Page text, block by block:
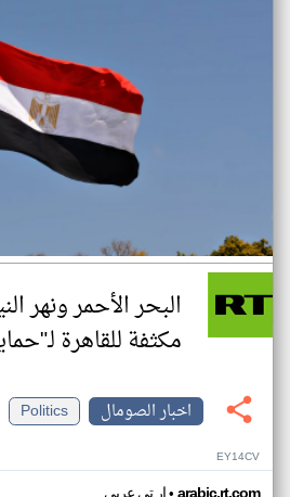
البحر الأحمر ونهر
مكثفة للقاهرة
اخبار الصومال
Politics
EY14CV
ار تي عربي arabic.rt.com